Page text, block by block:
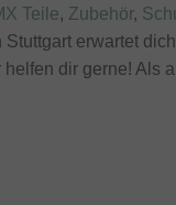
Teile, Zubehör,
erwartet
dir gerne! Als